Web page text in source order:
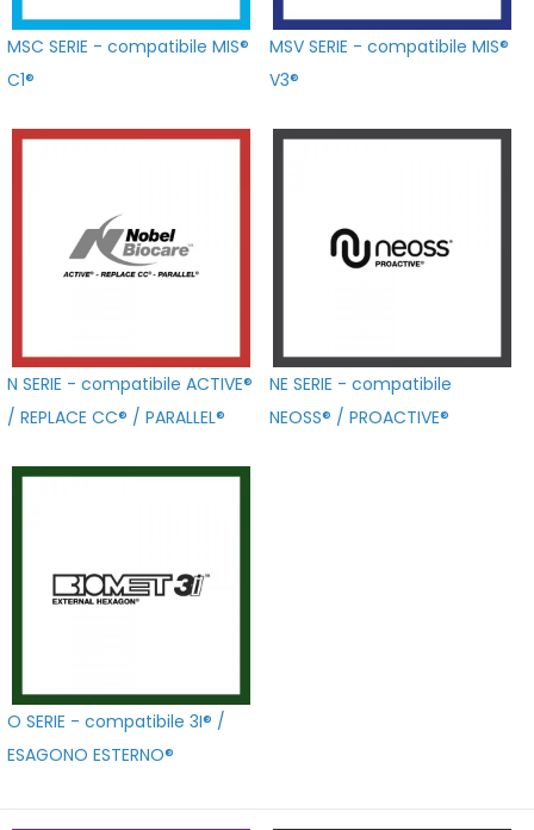
MSC SERIE - compatibile MIS®
C1®
MSV SERIE - compatibile MIS®
V3®
N SERIE - compatibile ACTIVE®
/ REPLACE CC® / PARALLEL®
NE SERIE - compatibile
NEOSS® / PROACTIVE®
O SERIE - compatibile 3I® /
ESAGONO ESTERNO®